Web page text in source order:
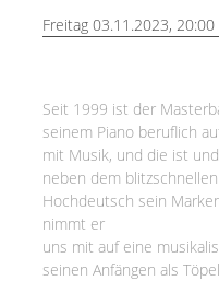
Freitag 03.11.2023, 20:00
Seit 1999 ist der
seinem Piano beruflich
mit Musik, und die ist
neben dem
Hochdeutsch sein
nimmt er
uns mit auf eine
seinen Anfängen als